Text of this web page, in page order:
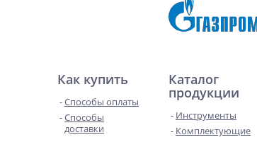
Как купить
Способы оплаты
Способы
доставки
Каталог
продукции
Инструменты
Комплектующие